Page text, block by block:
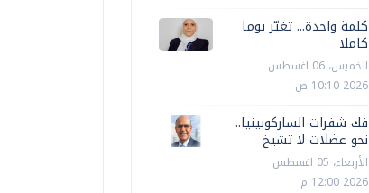
كلمة واحدة... تغيّر يوما
كاملا
الخميس، 06 اغسطس
2026 10:10 ص
فك شفرات الساركوبينيا..
نحو عضلات لا تشيخ
الأربعاء، 05 اغسطس
2026 12:00 م